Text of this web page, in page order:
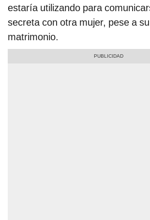
estaría utilizando para
secreta con otra mujer, pese a
matrimonio.